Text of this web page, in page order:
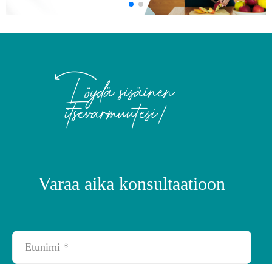
Varaa aika konsultaatioon
Löydä sisäinen
itsevarmuutesi!